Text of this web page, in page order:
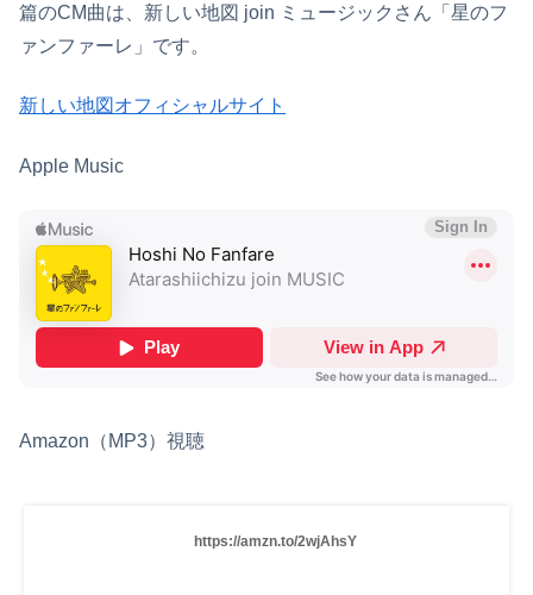
篇のCM曲は、新しい地図 join ミュージックさん「星のフ
ァンファーレ」です。
新しい地図オフィシャルサイト
Apple Music
Amazon（MP3）視聴
https://amzn.to/2wjAhsY